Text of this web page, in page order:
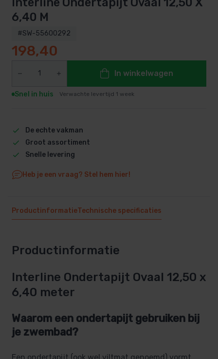
6,40 M
#SW-55600292
198,40
In winkelwagen
Snel in huis Verwachte levertijd 1 week
De echte vakman
Groot assortiment
Snelle levering
Heb je een vraag? Stel hem hier!
ProductinformatieTechnische specificaties
Productinformatie
Interline Ondertapijt Ovaal 12,50 x
6,40 meter
Waarom een ondertapijt gebruiken bij
je zwembad?